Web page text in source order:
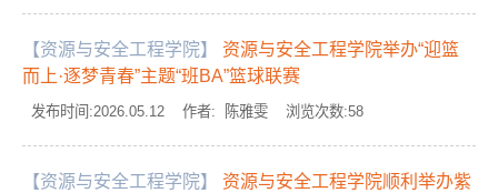
【资源与安全工程学院】
资源与安全工程学院举办“迎篮
而上·逐梦青春”主题“班BA”篮球联赛
发布时间:2026.05.12 作者: 陈雅雯 浏览次数:58
【资源与安全工程学院】
资源与安全工程学院顺利举办紫